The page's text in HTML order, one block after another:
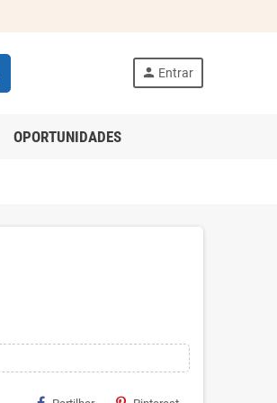
person Entrar
OPORTUNIDADES